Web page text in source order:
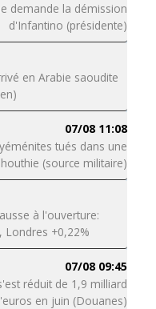
demande la démission
d'Infantino (présidente)
en Arabie saoudite
07/08 11:08
tués dans une
(source militaire)
à l'ouverture:
Londres +0,22%
07/08 09:45
réduit de 1,9 milliard
en juin (Douanes)